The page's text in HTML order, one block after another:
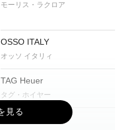
モーリス・ラクロア
OSSO ITALY
オッソ イタリィ
TAG Heuer
タグ・ホイヤー